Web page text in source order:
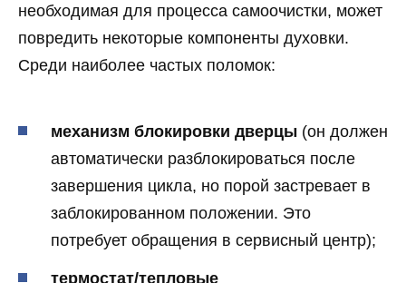
необходимая для процесса самоочистки, может
повредить некоторые компоненты духовки.
Среди наиболее частых поломок:
механизм блокировки дверцы (он должен
автоматически разблокироваться после
завершения цикла, но порой застревает в
заблокированном положении. Это
потребует обращения в сервисный центр);
термостат/тепловые